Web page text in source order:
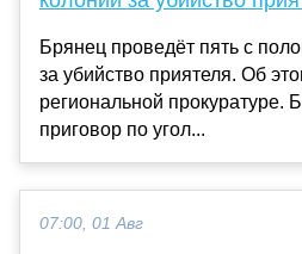
Брянец проведёт пять с
за убийство приятеля. Об
региональной прокуратуре.
приговор по угол...
07:00, 01 Авг